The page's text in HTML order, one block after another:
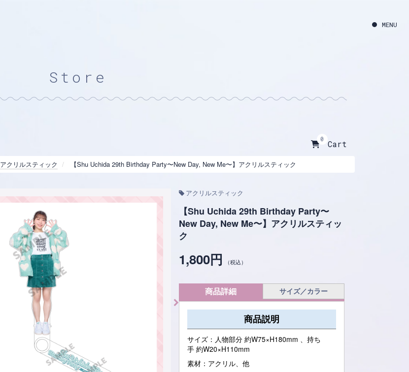
Store
0 Cart
アクリルスティック 【Shu Uchida 29th Birthday Party〜New Day, New Me〜】アクリルスティック
アクリルスティック
【Shu Uchida 29th Birthday Party〜
New Day, New Me〜】アクリルスティッ
ク
1,800円 （税込）
商品詳細 サイズ／カラー
商品説明
サイズ：人物部分 約W75×H180mm 、持ち
手 約W20×H110mm
素材：アクリル、他